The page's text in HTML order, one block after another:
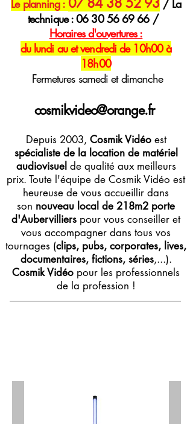
Le planning :
/ La
technique :06 30 56 69 66/
Horairesd'ouvertures :
du lundi au et vendredi de 10h00 à
18h00
Fermetures samedi et dimanche
cosmikvideo@orange.fr
Depuis 2003, Cosmik Vidéoest
spécialiste de la location de matériel
audiovisuel de qualité aux meilleurs
prix. Toute l'équipe de Cosmik Vidéo est
heureuse de vous accueillir dans
son nouveau local de 218m2 porte
d'Aubervilliers pour vous conseiller et
vous accompagner dans tous vos
tournages (clips, pubs, corporates, lives,
documentaires, fictions, séries,...).
Cosmik Vidéo pour les professionnels
de la profession !